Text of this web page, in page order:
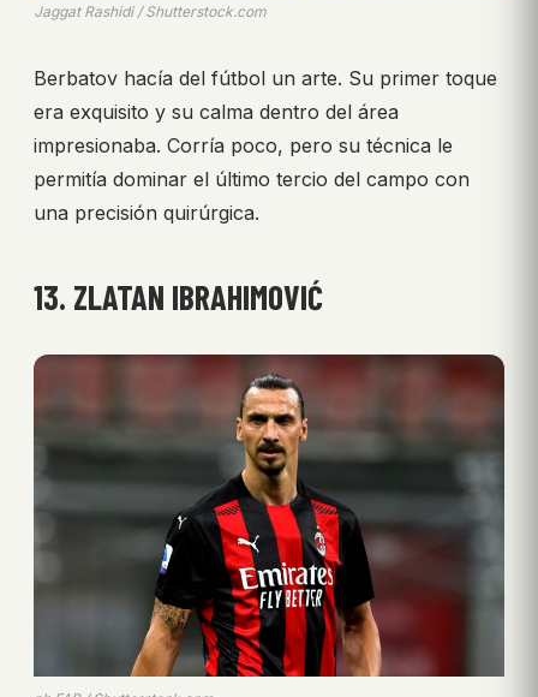
Jaggat Rashidi / Shutterstock.com
Berbatov hacía del fútbol un arte. Su primer toque
era exquisito y su calma dentro del área
impresionaba. Corría poco, pero su técnica le
permitía dominar el último tercio del campo con
una precisión quirúrgica.
13. ZLATAN IBRAHIMOVIĆ